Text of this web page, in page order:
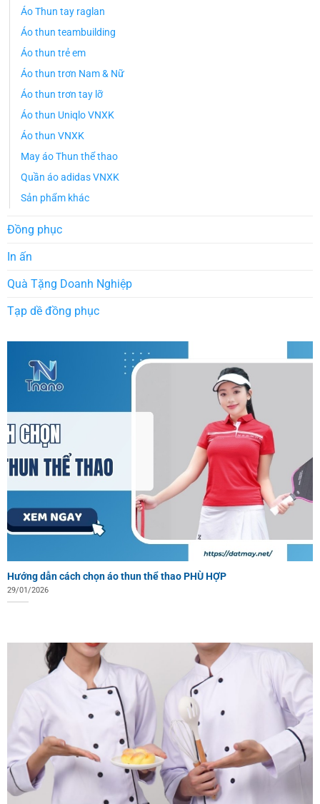
Áo Thun tay raglan
Áo thun teambuilding
Áo thun trẻ em
Áo thun trơn Nam & Nữ
Áo thun trơn tay lỡ
Áo thun Uniqlo VNXK
Áo thun VNXK
May áo Thun thể thao
Quần áo adidas VNXK
Sản phẩm khác
Đồng phục
In ấn
Quà Tặng Doanh Nghiệp
Tạp dề đồng phục
Hướng dẫn cách chọn áo thun thể thao PHÙ HỢP
29/01/2026